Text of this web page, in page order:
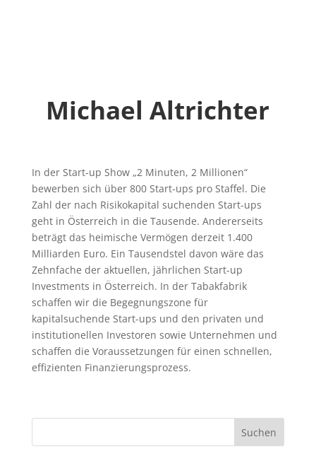
Michael Altrichter
In der Start-up Show „2 Minuten, 2 Millionen“
bewerben sich über 800 Start-ups pro Staffel. Die
Zahl der nach Risikokapital suchenden Start-ups
geht in Österreich in die Tausende. Andererseits
beträgt das heimische Vermögen derzeit 1.400
Milliarden Euro. Ein Tausendstel davon wäre das
Zehnfache der aktuellen, jährlichen Start-up
Investments in Österreich. In der Tabakfabrik
schaffen wir die Begegnungszone für
kapitalsuchende Start-ups und den privaten und
institutionellen Investoren sowie Unternehmen und
schaffen die Voraussetzungen für einen schnellen,
effizienten Finanzierungsprozess.
Suchen